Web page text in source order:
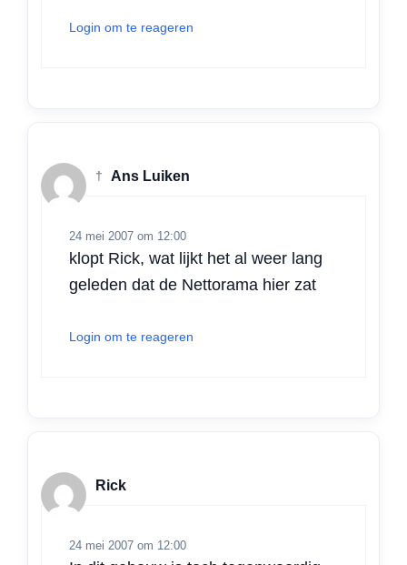
Login om te reageren
† Ans Luiken
24 mei 2007 om 12:00
klopt Rick, wat lijkt het al weer lang
geleden dat de Nettorama hier zat
Login om te reageren
Rick
24 mei 2007 om 12:00